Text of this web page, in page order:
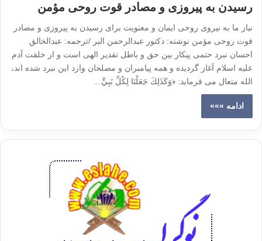
رسیدن به پیروزی و مصادر قوت روحی مؤمن
نیاز ما به نیروی روحی ایمان و معنویت برای رسیدن به پیروزی و مصادر
قوت روحی مؤمن نوشته: دکتور عبدالرحمن البر /ترجمه: عبدالخالق
احسان نبرد حتمی پیکار بین حق و باطل تقدیر الهی است و از خلقت آدم
علیه اسلام آغاز گردیده و همه پیامبران و مصلحان وارد این نبرد شده اند،
الله متعال می فرماید: ﴿وَكَذَلِكَ جَعَلْنَا لِكُلِّ نَبِيٍّ…
ادامه »»»